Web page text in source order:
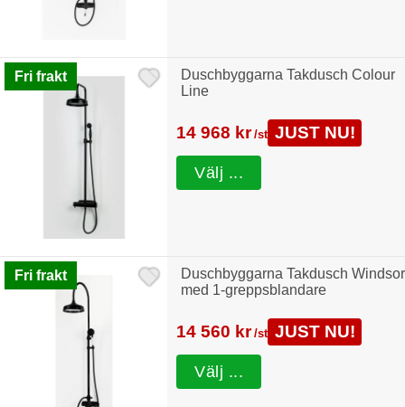
Fri frakt
Duschbyggarna Takdusch Colour
Line
14 968 kr /st JUST NU!
Välj ...
Fri frakt
Duschbyggarna Takdusch Windsor
med 1-greppsblandare
14 560 kr /st JUST NU!
Välj ...